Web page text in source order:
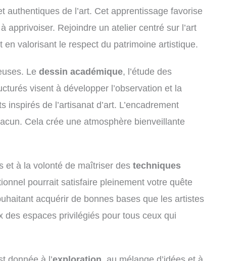
authentiques de l’art. Cet apprentissage favorise
apprivoiser. Rejoindre un atelier centré sur l’art
en valorisant le respect du patrimoine artistique.
Le dessin académique, l’étude des
visent à développer l’observation et la
inspirés de l’artisanat d’art. L’encadrement
Cela crée une atmosphère bienveillante
et à la volonté de maîtriser des techniques
pourrait satisfaire pleinement votre quête
acquérir de bonnes bases que les artistes
espaces privilégiés pour tous ceux qui